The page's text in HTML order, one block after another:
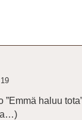
”Emmä haluu